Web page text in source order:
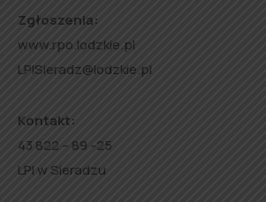
Zgłoszenia:
www.rpo.lodzkie.pl
LPISieradz@lodzkie.pl
Kontakt:
43 822 – 89 -25
LPI w Sieradzu